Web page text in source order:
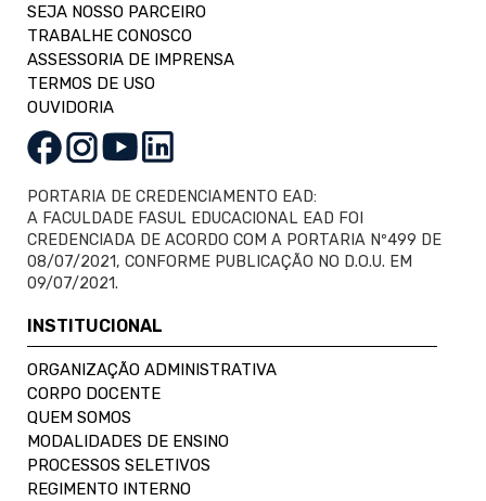
SEJA NOSSO PARCEIRO
TRABALHE CONOSCO
ASSESSORIA DE IMPRENSA
TERMOS DE USO
OUVIDORIA
PORTARIA DE CREDENCIAMENTO EAD:
A FACULDADE FASUL EDUCACIONAL EAD FOI
CREDENCIADA DE ACORDO COM A PORTARIA Nº499 DE
08/07/2021, CONFORME PUBLICAÇÃO NO D.O.U. EM
09/07/2021.
INSTITUCIONAL
ORGANIZAÇÃO ADMINISTRATIVA
CORPO DOCENTE
QUEM SOMOS
MODALIDADES DE ENSINO
PROCESSOS SELETIVOS
REGIMENTO INTERNO